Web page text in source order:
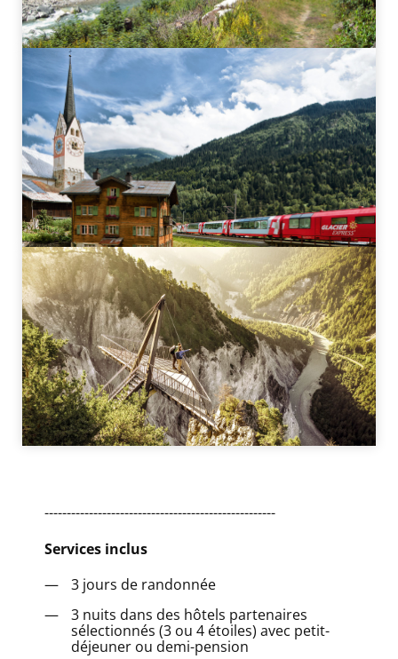
----------------------------------------------------
Services inclus
3 jours de randonnée
3 nuits dans des hôtels partenaires
sélectionnés (3 ou 4 étoiles) avec petit-
déjeuner ou demi-pension